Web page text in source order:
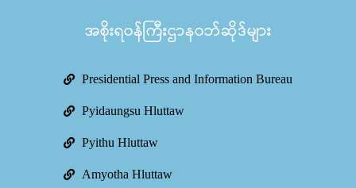
အစိုးရဝန်ကြီးဌာနဝဘ်ဆိုဒ်များ
Presidential Press and Information Bureau
Pyidaungsu Hluttaw
Pyithu Hluttaw
Amyotha Hluttaw